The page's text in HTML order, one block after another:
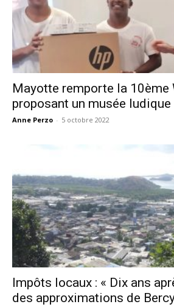
Mayotte remporte la 10ème
proposant un musée ludique
Anne Perzo - 5 octobre 2022
Impôts locaux : « Dix ans
des approximations de